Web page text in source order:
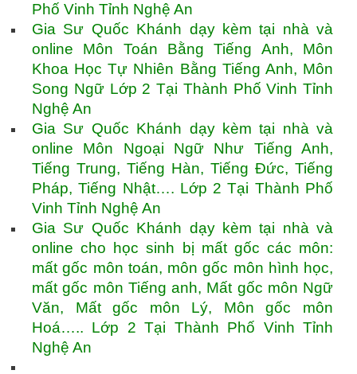
Phố Vinh Tỉnh Nghệ An
Gia Sư Quốc Khánh dạy kèm tại nhà và
online Môn Toán Bằng Tiếng Anh, Môn
Khoa Học Tự Nhiên Bằng Tiếng Anh, Môn
Song Ngữ Lớp 2 Tại Thành Phố Vinh Tỉnh
Nghệ An
Gia Sư Quốc Khánh dạy kèm tại nhà và
online Môn Ngoại Ngữ Như Tiếng Anh,
Tiếng Trung, Tiếng Hàn, Tiếng Đức, Tiếng
Pháp, Tiếng Nhật…. Lớp 2 Tại Thành Phố
Vinh Tỉnh Nghệ An
Gia Sư Quốc Khánh dạy kèm tại nhà và
online cho học sinh bị mất gốc các môn:
mất gốc môn toán, môn gốc môn hình học,
mất gốc môn Tiếng anh, Mất gốc môn Ngữ
Văn, Mất gốc môn Lý, Môn gốc môn
Hoá….. Lớp 2 Tại Thành Phố Vinh Tỉnh
Nghệ An